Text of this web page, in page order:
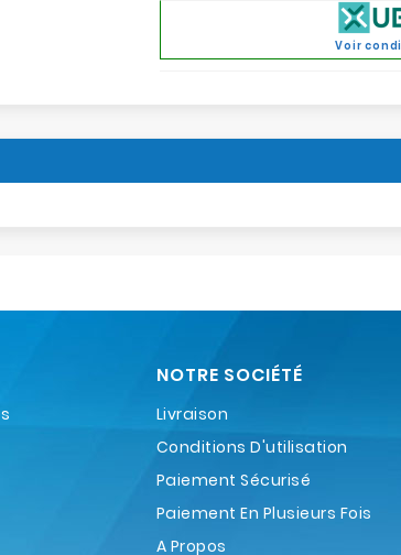
Voir
NOTRE SOCIÉTÉ
Livraison
Conditions D'utilisation
Paiement Sécurisé
Paiement En Plusieurs Fois
A Propos